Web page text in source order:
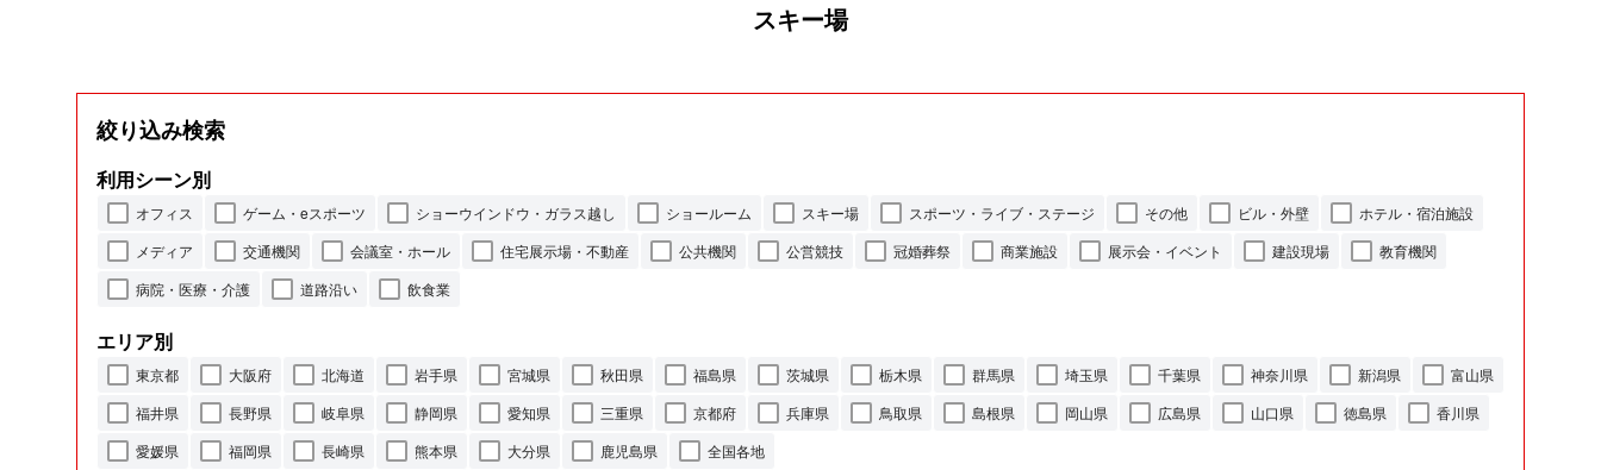
スキー場
絞り込み検索
利用シーン別
オフィス ゲーム・eスポーツ ショーウインドウ・ガラス越し ショールーム スキー場 スポーツ・ライブ・ステージ その他 ビル・外壁
ホテル・宿泊施設
メディア
交通機関 会議室・ホール 住宅展示場・不動産 公共機関 公営競技 冠婚葬祭 商業施設 展示会・イベント 建設現場
教育機関
病院・医療・介護
道路沿い 飲食業
エリア別
東京都 大阪府 北海道 岩手県 宮城県 秋田県 福島県 茨城県 栃木県 群馬県 埼玉県 千葉県 神奈川県 新潟県
富山県
福井県
長野県 岐阜県 静岡県 愛知県 三重県 京都府 兵庫県 鳥取県 島根県 岡山県 広島県 山口県 徳島県
香川県
愛媛県
福岡県 長崎県 熊本県 大分県 鹿児島県 全国各地